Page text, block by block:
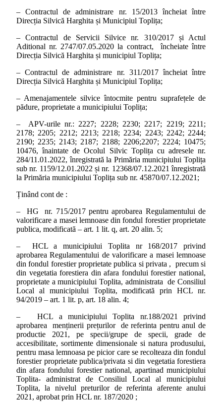
– Contractul de administrare nr. 15/2013 încheiat între
Direcția Silvică Harghita și Municipiul Toplița;
– Contractul de Servicii Silvice nr. 310/2017 și Actul
Aditional nr. 2747/07.05.2020 la contract, încheiate între
Direcția Silvică Harghita și municipiul Toplița;
– Contractul de administrare nr. 311/2017 încheiat între
Direcția Silvică Harghita și Municipiul Toplița;
– Amenajamentele silvice întocmite pentru suprafețele de
pădure, proprietate a municipiului Toplița;
– APV-urile nr.: 2227; 2228; 2230; 2217; 2219; 2211;
2178; 2205; 2212; 2213; 2218; 2234; 2243; 2242; 2244;
2190; 2235; 2143; 2187; 2188; 2206;2207; 2224; 10475;
10476, înaintate de Ocolul Silvic Toplița cu adresele nr.
284/11.01.2022, înregistrată la Primăria municipiului Toplița
sub nr. 1159/12.01.2022 și nr. 12368/07.12.2021 înregistrată
la Primăria municipiului Toplița sub nr. 45870/07.12.2021;
Ținând cont de :
– HG nr. 715/2017 pentru aprobarea Regulamentului de
valorificare a masei lemnoase din fondul forestier proprietate
publica, modificată – art. 1 lit. q, art. 20 alin. 5;
– HCL a municipiului Toplita nr 168/2017 privind
aprobarea Regulamentului de valorificare a masei lemnoase
din fondul forestier proprietate publica si privata , precum si
din vegetatia forestiera din afara fondului forestier national,
proprietate a municipiului Toplita, administrata de Consiliul
Local al municipiului Toplita, modificată prin HCL nr.
94/2019 – art. 1 lit. p, art. 18 alin. 4;
– HCL a municipiului Toplita nr.188/2021 privind
aprobarea menținerii prețurilor de referinta pentru anul de
productie 2021, pe specii/grupe de specii, grade de
accesibilitate, sortimente dimensionale si natura produsului,
pentru masa lemnoasa pe picior care se recolteaza din fondul
forestier proprietate publica/privata si din vegetatia forestiera
din afara fondului forestier national, apartinad municipiului
Toplita- administrat de Consiliul Local al municipiului
Toplita, la nivelul preturilor de referinta aferente anului
2021, aprobat prin HCL nr. 187/2020 ;